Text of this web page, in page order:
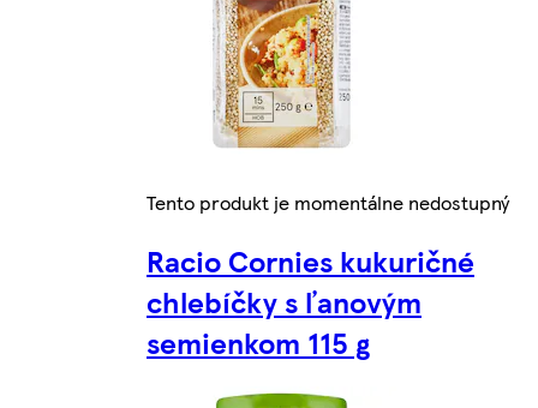
Tento produkt je momentálne nedostupný
Racio Cornies kukuričné
chlebíčky s ľanovým
semienkom 115 g